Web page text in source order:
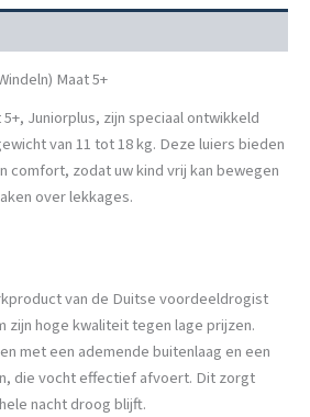
Maat 5+
Juniorplus, zijn speciaal ontwikkeld
van 11 tot 18 kg. Deze luiers bieden
comfort, zodat uw kind vrij kan bewegen
over lekkages.
van de Duitse voordeeldrogist
zijn hoge kwaliteit tegen lage prijzen.
met een ademende buitenlaag en een
die vocht effectief afvoert. Dit zorgt
nacht droog blijft.